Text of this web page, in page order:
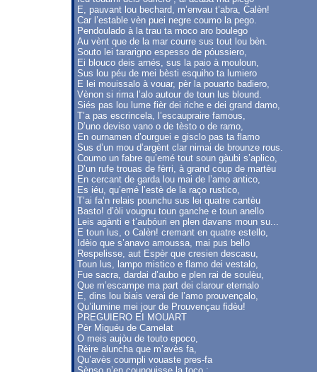
E, pauvant lou bechard, m’envau t’abra, Calèn!
Car l’estable vèn puei negre coumo la pego.
Pendoulado à la trau ta moco aro boulego
Au vènt que de la mar courre sus tout lou bèn.
Souto lei tararigno espesso de póussiero,
Ei blouco deis arnés, sus la paio à mouloun,
Sus lou péu de mei bèsti esquiho ta lumiero
E lei mouissalo à vouar, pèr la pouarto badiero,
Vènon si rima l’alo autour de toun lus blound.
Siés pas lou lume fièr dei riche e dei grand damo,
T’a pas escrincela, l’escaupraire famous,
D’uno deviso vano o de tèsto o de ramo,
En ournamen d’ourguei e gisclo pas ta flamo
Sus d’un mou d’argènt clar nimai de brounze rous.
Coumo un fabre qu’emé tout soun gàubi s’aplico,
D’un rufe trouas de fèrri, à grand coup de martèu
En cercant de garda lou mai de l’amo antico,
Es iéu, qu’emé l’estè de la raço rustico,
T’ai fa’n relais pounchu sus lei quatre cantèu
Basto! d’òli vougnu toun ganche e toun anello
Leis agànti e t’aubóuri en plen davans moun su...
E toun lus, o Calèn! cremant en quatre estello,
Idèio que s’anavo amoussa, mai pus bello
Respelisse, aut Espèr que cresien descasu,
Toun lus, lampo mistico e flamo dei vestalo,
Fue sacra, dardai d’aubo e plen rai de soulèu,
Que m’escampe ma part dei clarour eternalo
E, dins lou biais verai de l’amo prouvençalo,
Qu’ilumine mei jour de Prouvençau fidèu!
PREGUIERO EI MOUART
Pèr Miquéu de Camelat
O meis aujòu de touto epoco,
Rèire aluncha que m’avès fa,
Qu’avès coumpli vouaste pres-fa